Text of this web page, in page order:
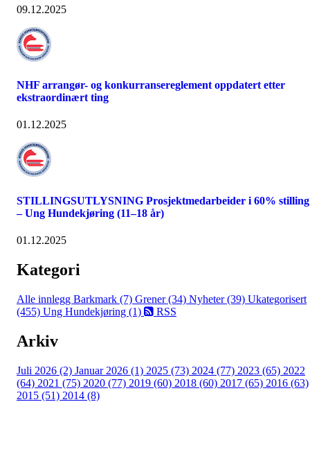
09.12.2025
NHF arrangør- og konkurransereglement oppdatert etter
ekstraordinært ting
01.12.2025
STILLINGSUTLYSNING Prosjektmedarbeider i 60% stilling
– Ung Hundekjøring (11–18 år)
01.12.2025
Kategori
Alle innlegg Barkmark (7) Grener (34) Nyheter (39) Ukategorisert
(455) Ung Hundekjøring (1) RSS
Arkiv
Juli 2026 (2) Januar 2026 (1) 2025 (73) 2024 (77) 2023 (65) 2022
(64) 2021 (75) 2020 (77) 2019 (60) 2018 (60) 2017 (65) 2016 (63)
2015 (51) 2014 (8)